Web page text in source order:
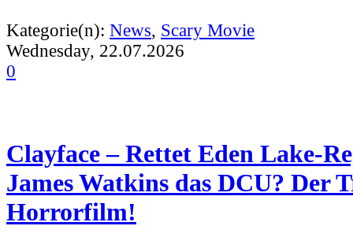
Kategorie(n): News, Scary Movie
Wednesday, 22.07.2026
0
Clayface – Rettet Eden Lake-
James Watkins das DCU? Der
Horrorfilm!